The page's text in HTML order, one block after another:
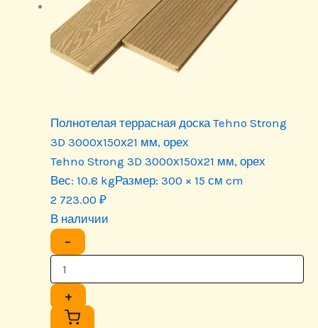
Полнотелая террасная доска Tehno Strong
3D 3000х150х21 мм, орех
Tehno Strong 3D 3000х150х21 мм, орех
Вес: 10.8 kgРазмер: 300 × 15 см cm
2 723.00 ₽
В наличии
−
+